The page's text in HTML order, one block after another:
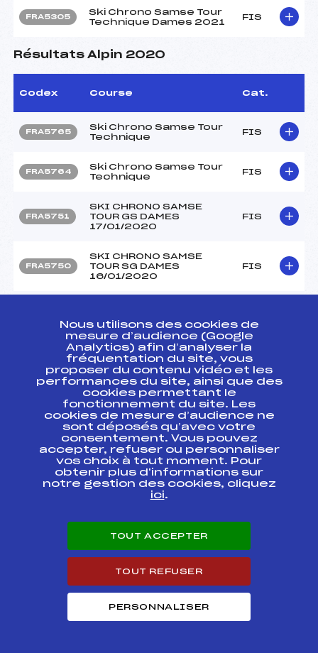
FRA5305
Ski Chrono Samse Tour
Technique Dames 2021
FIS
Résultats Alpin 2020
Codex Course Cat.
FRA5765
Ski Chrono Samse Tour
Technique
FIS
FRA5764
Ski Chrono Samse Tour
Technique
FIS
FRA5751
SKI CHRONO SAMSE
TOUR GS DAMES
17/01/2020
FIS
FRA5750
SKI CHRONO SAMSE
TOUR SG DAMES
16/01/2020
FIS
DAMES 16/01/2020
SKI CHRONO SAMSE
TOUR COMBINE ALPIN
DAMES 15/01/2020
FIS
FRA5748
SKI CHRONO SAMSE
TOUR SG DAMES
15/01/2020
FIS
FRA5746
SKI CHRONO SAMSE
TOUR SL DAMES
FIS
Ski Chrono Samse Tour
Ski Chrono Samse Tour
Ski Chrono Samse Tour
Technique FILLES
Technique FILLES
FIS
Nous utilisons des cookies de
mesure d’audience (Google
Analytics) afin d’analyser la
fréquentation du site, vous
proposer du contenu vidéo et les
performances du site, ainsi que des
cookies permettant le
fonctionnement du site. Les
cookies de mesure d’audience ne
sont déposés qu’avec votre
consentement. Vous pouvez
accepter, refuser ou personnaliser
vos choix à tout moment. Pour
obtenir plus d'informations sur
notre gestion des cookies, cliquez
ici.
TOUT ACCEPTER
TOUT REFUSER
PERSONNALISER